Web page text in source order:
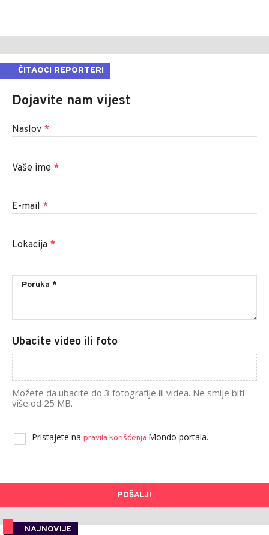
ČITAOCI REPORTERI
Dojavite nam vijest
Naslov *
Vaše ime *
E-mail *
Lokacija *
Ubacite video ili foto
Možete da ubacite do 3 fotografije ili videa. Ne smije biti
više od 25 MB.
Pristajete na pravila korišćenja Mondo portala.
POŠALJI
NAJNOVIJE